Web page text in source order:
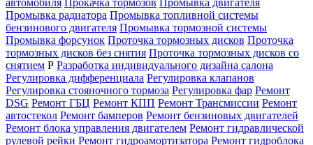
автомобиля Прокачка тормозов Промывка двигателя
Промывка радиатора Промывка топливной системы
бензинового двигателя Промывка тормозной системы
Промывка форсунок Проточка тормозных дисков Проточка
тормозных дисков без снятия Проточка тормозных дисков со
снятием Р Разработка индивидуального дизайна салона
Регулировка дифференциала Регулировка клапанов
Регулировка стояночного тормоза Регулировка фар Ремонт
DSG Ремонт ГБЦ Ремонт КПП Ремонт Трансмиссии Ремонт
автостекол Ремонт бамперов Ремонт бензиновых двигателей
Ремонт блока управления двигателем Ремонт гидравлической
рулевой рейки Ремонт гидроамортизатора Ремонт гидроблока